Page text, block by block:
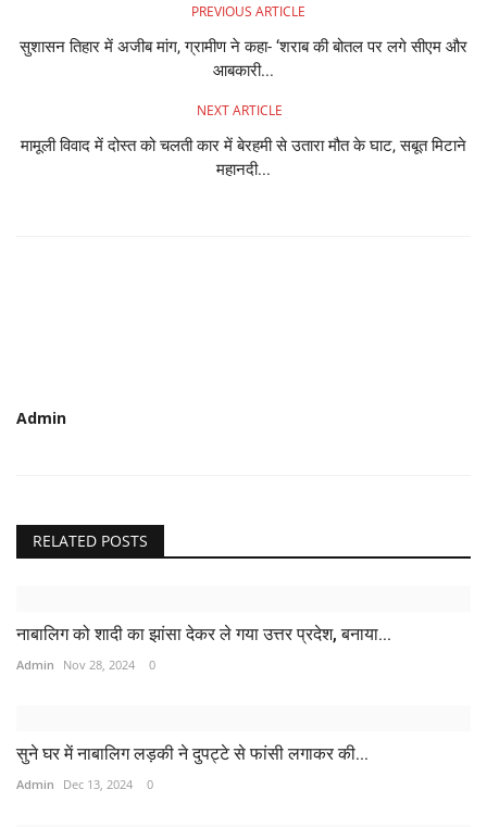
PREVIOUS ARTICLE
सुशासन तिहार में अजीब मांग, ग्रामीण ने कहा- ‘शराब की बोतल पर लगे सीएम और
आबकारी...
NEXT ARTICLE
मामूली विवाद में दोस्त को चलती कार में बेरहमी से उतारा मौत के घाट, सबूत मिटाने
महानदी...
Admin
RELATED POSTS
नाबालिग को शादी का झांसा देकर ले गया उत्तर प्रदेश, बनाया...
Admin Nov 28, 2024 0
सुने घर में नाबालिग लड़की ने दुपट्टे से फांसी लगाकर की...
Admin Dec 13, 2024 0